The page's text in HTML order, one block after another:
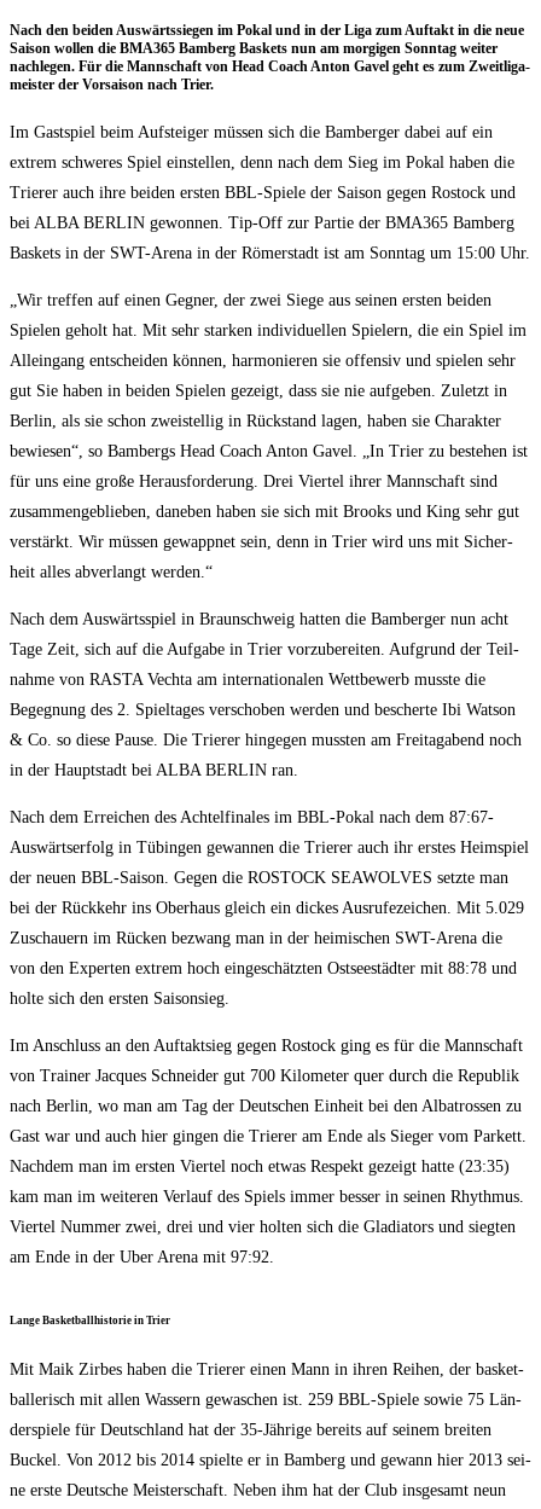
Nach den bei­den Aus­wärts­sie­gen im Pokal und in der Liga zum Auf­takt in die neue
Sai­son wol­len die BMA365 Bam­berg Bas­kets nun am mor­gi­gen Sonn­tag wei­ter
nach­le­gen. Für die Mann­schaft von Head Coach Anton Gavel geht es zum Zweit­li­ga­
meis­ter der Vor­sai­son nach Trier.
Im Gast­spiel beim Auf­stei­ger müs­sen sich die Bam­ber­ger dabei auf ein
extrem schwe­res Spiel ein­stel­len, denn nach dem Sieg im Pokal haben die
Trie­rer auch ihre bei­den ers­ten BBL-Spie­le der Sai­son gegen Ros­tock und
bei ALBA BERLIN gewon­nen. Tip-Off zur Par­tie der BMA365 Bam­berg
Bas­kets in der SWT-Are­na in der Römer­stadt ist am Sonn­tag um 15:00 Uhr.
„Wir tref­fen auf einen Geg­ner, der zwei Sie­ge aus sei­nen ers­ten bei­den
Spie­len geholt hat. Mit sehr star­ken indi­vi­du­el­len Spie­lern, die ein Spiel im
Allein­gang ent­schei­den kön­nen, har­mo­nie­ren sie offen­siv und spie­len sehr
gut Sie haben in bei­den Spie­len gezeigt, dass sie nie auf­ge­ben. Zuletzt in
Ber­lin, als sie schon zwei­stel­lig in Rück­stand lagen, haben sie Cha­rak­ter
bewie­sen“, so Bam­bergs Head Coach Anton Gavel. „In Trier zu bestehen ist
für uns eine gro­ße Her­aus­for­de­rung. Drei Vier­tel ihrer Mann­schaft sind
zusam­men­ge­blie­ben, dane­ben haben sie sich mit Brooks und King sehr gut
ver­stärkt. Wir müs­sen gewapp­net sein, denn in Trier wird uns mit Sicher­
heit alles abver­langt werden.“
Nach dem Aus­wärts­spiel in Braun­schweig hat­ten die Bam­ber­ger nun acht
Tage Zeit, sich auf die Auf­ga­be in Trier vor­zu­be­rei­ten. Auf­grund der Teil­
nah­me von RASTA Vech­ta am inter­na­tio­na­len Wett­be­werb muss­te die
Begeg­nung des 2. Spiel­ta­ges ver­scho­ben wer­den und bescher­te Ibi Wat­son
& Co. so die­se Pau­se. Die Trie­rer hin­ge­gen muss­ten am Frei­tag­abend noch
in der Haupt­stadt bei ALBA BERLIN ran.
Nach dem Errei­chen des Ach­tel­fi­na­les im BBL-Pokal nach dem 87:67-
Auswärtserfolg in Tübin­gen gewan­nen die Trie­rer auch ihr ers­tes Heim­spiel
der neu­en BBL-Sai­son. Gegen die ROSTOCK SEAWOLVES setz­te man
bei der Rück­kehr ins Ober­haus gleich ein dickes Aus­ru­fe­zei­chen. Mit 5.029
Zuschau­ern im Rücken bezwang man in der hei­mi­schen SWT-Are­na die
von den Exper­ten extrem hoch ein­ge­schätz­ten Ost­see­städ­ter mit 88:78 und
hol­te sich den ers­ten Saisonsieg.
Im Anschluss an den Auf­takt­sieg gegen Ros­tock ging es für die Mann­schaft
von Trai­ner Jac­ques Schnei­der gut 700 Kilo­me­ter quer durch die Repu­blik
nach Ber­lin, wo man am Tag der Deut­schen Ein­heit bei den Alba­tros­sen zu
Gast war und auch hier gin­gen die Trie­rer am Ende als Sie­ger vom Par­kett.
Nach­dem man im ers­ten Vier­tel noch etwas Respekt gezeigt hat­te (23:35)
kam man im wei­te­ren Ver­lauf des Spiels immer bes­ser in sei­nen Rhyth­mus.
Vier­tel Num­mer zwei, drei und vier hol­ten sich die Gla­dia­tors und sieg­ten
am Ende in der Uber Are­na mit 97:92.
Lan­ge Bas­ket­ball­his­to­rie in Trier
Mit Maik Zir­bes haben die Trie­rer einen Mann in ihren Rei­hen, der bas­ket­
bal­le­risch mit allen Was­sern gewa­schen ist. 259 BBL-Spie­le sowie 75 Län­
der­spie­le für Deutsch­land hat der 35-Jäh­ri­ge bereits auf sei­nem brei­ten
Buckel. Von 2012 bis 2014 spiel­te er in Bam­berg und gewann hier 2013 sei­
ne ers­te Deut­sche Meis­ter­schaft. Neben ihm hat der Club ins­ge­samt neun